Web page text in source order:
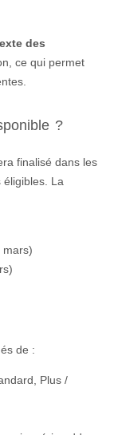
des
ce qui permet
?
finalisé dans les
éligibles. La
mars)
de :
Plus /